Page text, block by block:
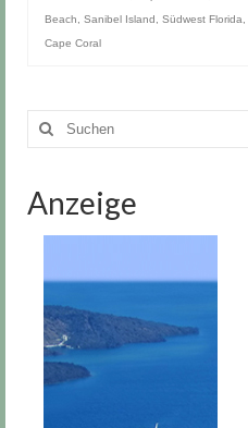
Beach
Sanibel Island Südwest Florida
Cape Coral
Suchen
nach:
Anzeige